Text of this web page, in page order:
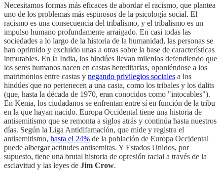
Necesitamos formas más eficaces de abordar el racismo, que plantea
uno de los problemas más espinosos de la psicología social. El
racismo es una consecuencia del tribalismo, y el tribalismo es un
impulso humano profundamente arraigado. En casi todas las
sociedades a lo largo de la historia de la humanidad, las personas se
han oprimido y excluido unas a otras sobre la base de características
inmutables. En la India, los hindúes llevan milenios defendiendo que
los seres humanos nacen en castas hereditarias, oponiéndose a los
matrimonios entre castas y negando privilegios sociales a los
hindúes que no pertenecen a una casta, como los tribales y los dalits
(que, hasta la década de 1970, eran conocidos como "intocables").
En Kenia, los ciudadanos se enfrentan entre sí en función de la tribu
en la que hayan nacido. Europa Occidental tiene una historia de
antisemitismo que se remonta a siglos atrás y continúa hasta nuestros
días. Según la Liga Antidifamación, que mide y registra el
antisemitismo, hasta el 24% de la población de Europa Occidental
puede albergar actitudes antisemitas. Y Estados Unidos, por
supuesto, tiene una brutal historia de opresión racial a través de la
esclavitud y las leyes de Jim Crow.